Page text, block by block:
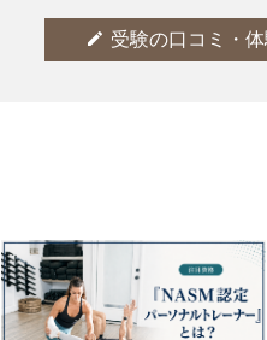
edit 受験の口コミ・体